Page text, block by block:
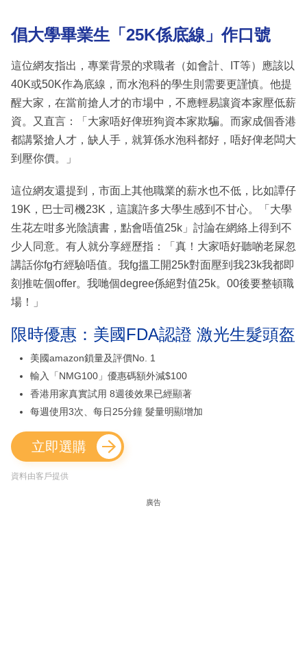
倡大學畢業生「25K係底線」作口號
這位網友指出，專業背景的求職者（如會計、IT等）應該以
40K或50K作為底線，而水泡科的學生則需要更謹慎。他提
醒大家，在當前搶人才的市場中，不應輕易讓資本家壓低薪
資。又直言：「大家唔好俾班狗資本家欺騙。而家成個香港
都講緊搶人才，缺人手，就算係水泡科都好，唔好俾老闆大
到壓你價。」
這位網友還提到，市面上其他職業的薪水也不低，比如譚仔
19K，巴士司機23K，這讓許多大學生感到不甘心。「大學
生花左咁多光陰讀書，點會唔值25k」討論在網絡上得到不
少人同意。有人就分享經歷指：「真！大家唔好聽啲老屎忽
講話你fg冇經驗唔值。我fg搵工開25k對面壓到我23k我都即
刻推咗個offer。我哋個degree係絕對值25k。00後要整頓職
場！」
限時優惠：美國FDA認證 激光生髮頭盔
美國amazon鎖量及評價No. 1
輸入「NMG100」優惠碼額外減$100
香港用家真實試用 8週後效果已經顯著
每週使用3次、每日25分鐘 髮量明顯增加
立即選購
資料由客戶提供
廣告